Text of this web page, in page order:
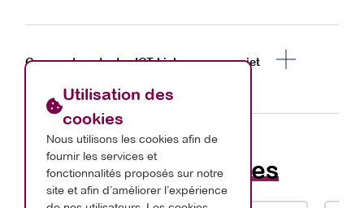
Comment contacter ICT Link pour un projet
Nos partenaires
Utilisation des
cookies
Nous utilisons les cookies afin de
fournir les services et
fonctionnalités proposés sur notre
site et afin d’améliorer l’expérience